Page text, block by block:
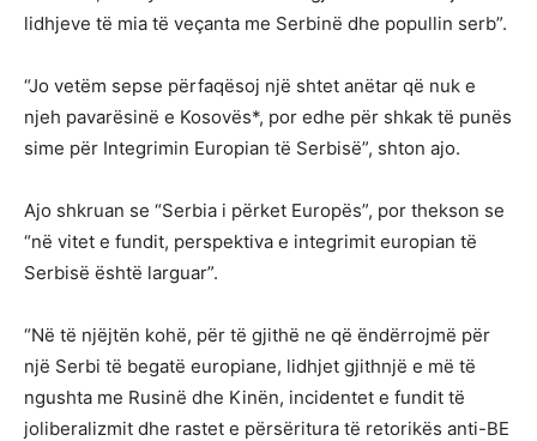
lidhjeve të mia të veçanta me Serbinë dhe popullin serb”.
“Jo vetëm sepse përfaqësoj një shtet anëtar që nuk e
njeh pavarësinë e Kosovës*, por edhe për shkak të punës
sime për Integrimin Europian të Serbisë”, shton ajo.
Ajo shkruan se “Serbia i përket Europës”, por thekson se
“në vitet e fundit, perspektiva e integrimit europian të
Serbisë është larguar”.
“Në të njëjtën kohë, për të gjithë ne që ëndërrojmë për
një Serbi të begatë europiane, lidhjet gjithnjë e më të
ngushta me Rusinë dhe Kinën, incidentet e fundit të
joliberalizmit dhe rastet e përsëritura të retorikës anti-BE